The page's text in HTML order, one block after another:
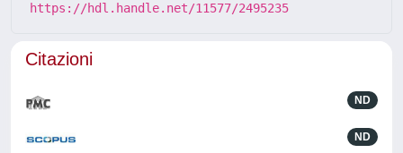
https://hdl.handle.net/11577/2495235
Citazioni
ND
ND